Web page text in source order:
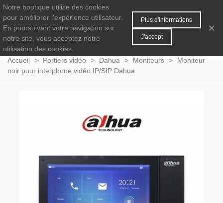
0 MENU
Accueil > Portiers vidéo > Dahua > Moniteurs >
Moniteur
noir pour interphone vidéo IP/SIP Dahua
Notre boutique utilise des cookies
pour améliorer l'expérience utilisateur.
En poursuivant votre navigation sur
notre site, vous acceptez notre
utilisation des cookies.
Plus d'informations
J'accept
×